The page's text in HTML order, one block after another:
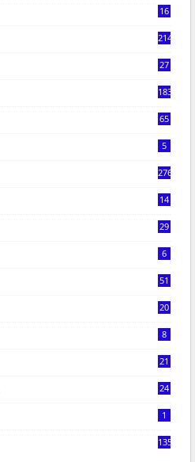
16
214
27
183
65
5
276
14
29
6
51
20
8
21
24
1
1350